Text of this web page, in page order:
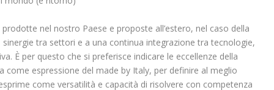
nel nostro Paese e proposte all’estero, nel caso della
tra settori e a una continua integrazione tra tecnologie,
È per questo che si preferisce indicare le eccellenze della
come espressione del made by Italy, per definire al meglio
come versatilità e capacità di risolvere con competenza